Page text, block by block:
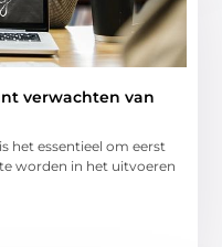
verwachten van
het essentieel om eerst
worden in het uitvoeren